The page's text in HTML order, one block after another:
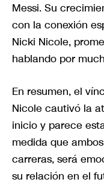
Messi. Su
con la conexión
Nicki Nicole,
hablando por
En resumen, el
Nicole cautivó la
inicio y parece
medida que
carreras, será
su relación en el